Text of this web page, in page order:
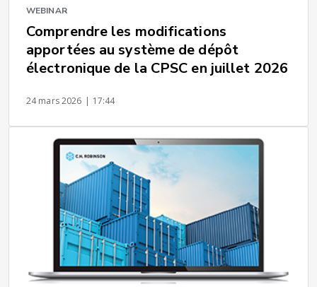
WEBINAR
Comprendre les modifications
apportées au système de dépôt
électronique de la CPSC en juillet 2026
24 mars 2026 | 17:44